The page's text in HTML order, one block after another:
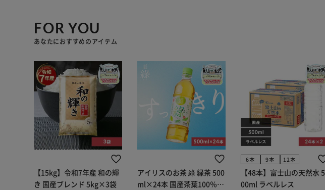
FOR YOU
あなたにおすすめのアイテム
【15kg】令和7年産 和の輝
き 国産ブレンド 5kg×3袋
アイリスのお茶 綠 緑茶 500
ml×24本 国産茶葉100％使
6本 9本 12本
【48本】富士山の天然水 5
00ml ラベルレス